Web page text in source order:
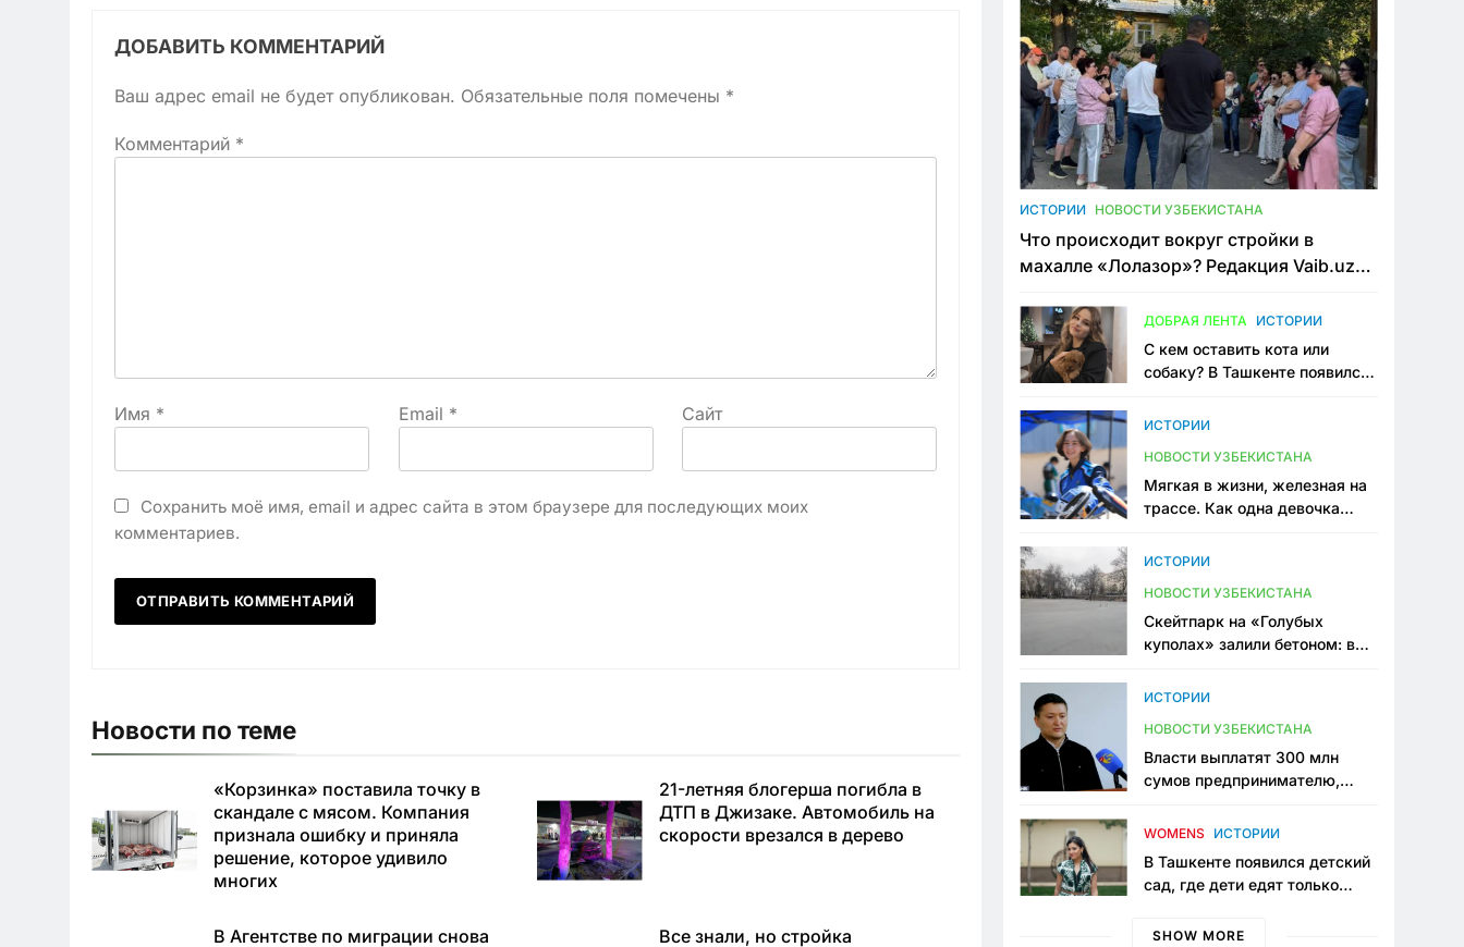
ДОБАВИТЬ КОММЕНТАРИЙ
Ваш адрес email не будет опубликован. Обязательные поля помечены *
Комментарий *
Имя * Email * Сайт
Сохранить моё имя, email и адрес сайта в этом браузере для последующих моих
комментариев.
Новости по теме
«Корзинка» поставила точку в
скандале с мясом. Компания
признала ошибку и приняла
решение, которое удивило
многих
21-летняя блогерша погибла в
ДТП в Джизаке. Автомобиль на
скорости врезался в дерево
В Агентстве по миграции снова
Все знали, но стройка
ИСТОРИИ НОВОСТИ УЗБЕКИСТАНА
Что происходит вокруг стройки в
махалле «Лолазор»? Редакция Vaib.uz
конфликта
ДОБРАЯ ЛЕНТА ИСТОРИИ
С кем оставить кота или
собаку? В Ташкенте появился
ИСТОРИИ
НОВОСТИ УЗБЕКИСТАНА
Мягкая в жизни, железная на
трассе. Как одна девочка
Узбекистане
ИСТОРИИ
НОВОСТИ УЗБЕКИСТАНА
Скейтпарк на «Голубых
куполах» залили бетоном: в
одно общественное
ИСТОРИИ
НОВОСТИ УЗБЕКИСТАНА
Власти выплатят 300 млн
сумов предпринимателю,
тюрьме по незаконному
WOMENS ИСТОРИИ
В Ташкенте появился детский
сад, где дети едят только
мама, которая устала просить
SHOW MORE